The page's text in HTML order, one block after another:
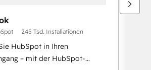
245 Tsd. Installationen
HubSpot in Ihren
– mit der HubSpot-